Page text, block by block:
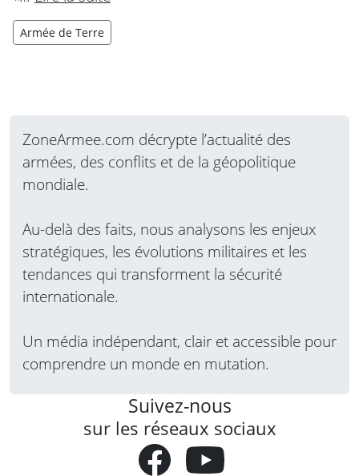
Armée de Terre
ZoneArmee.com décrypte l’actualité des
armées, des conflits et de la géopolitique
mondiale.
Au-delà des faits, nous analysons les enjeux
stratégiques, les évolutions militaires et les
tendances qui transforment la sécurité
internationale.
Un média indépendant, clair et accessible pour
comprendre un monde en mutation.
Suivez-nous
sur les réseaux sociaux